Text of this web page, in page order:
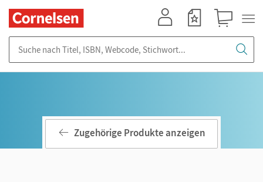
Zugehörige Produkte anzeigen